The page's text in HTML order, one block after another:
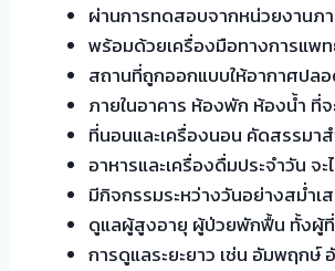
ผ่านการทดสอบจากหน่วยงานภ
พร้อมด้วยเครื่องมือทางการแพ
สถานที่ถูกออกแบบให้อากาศปลอ
ภายในอาคาร ห้องพัก ห้องน้ำ ที่
ที่นอนและเครื่องนอน คัดสรรมา
อาหารและเครื่องดื่มประจำวัน
มีกิจกรรมระหว่างวันอย่างสม่ำเ
ดูแลผู้สูงอายุ ผู้ป่วยพักฟื้น ทั้งผู้ที่
การดูแลระยะยาว เช่น อัมพฤก